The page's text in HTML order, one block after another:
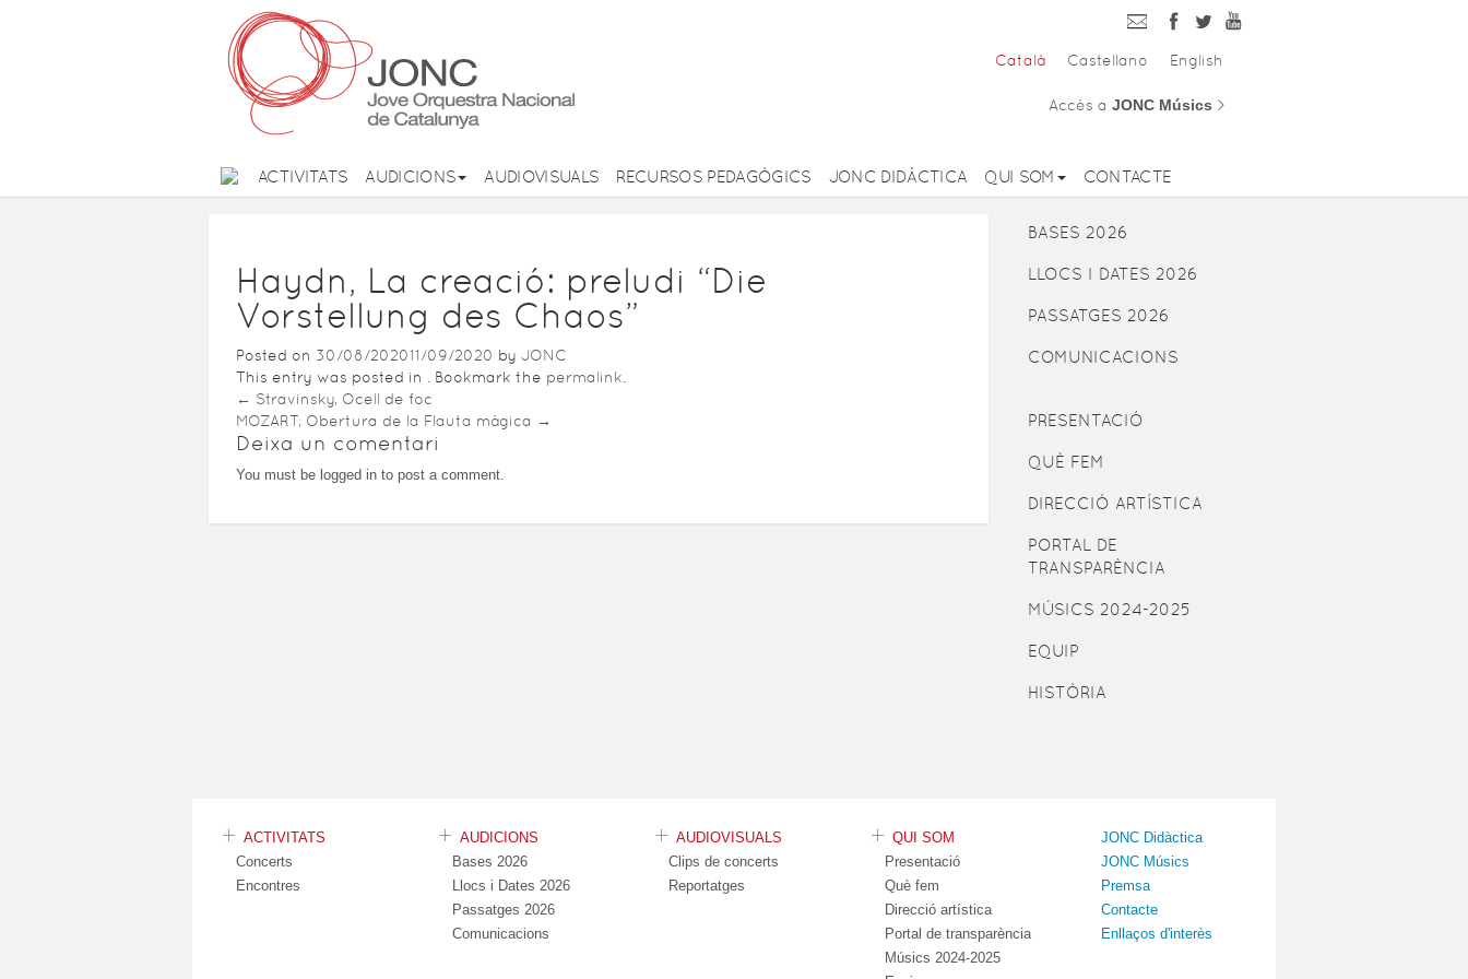
Català Castellano English
Accés a JONC Músics >
ACTIVITATS AUDICIONS AUDIOVISUALS RECURSOS PEDAGÒGICS JONC DIDÀCTICA QUI SOM CONTACTE
Haydn, La creació: preludi “Die
Vorstellung des Chaos”
Posted on 30/08/202011/09/2020 by JONC
This entry was posted in . Bookmark the permalink
← Stravinsky, Ocell de foc
MOZART, Obertura de la Flauta màgica →
Deixa un comentari
You must be logged in to post a comment.
BASES 2026
LLOCS I DATES 2026
PASSATGES 2026
COMUNICACIONS
PRESENTACIÓ
QUÈ FEM
DIRECCIÓ ARTÍSTICA
PORTAL DE
TRANSPARÈNCIA
MÚSICS 2024-2025
EQUIP
HISTÒRIA
ACTIVITATS
Concerts
Encontres
AUDICIONS
Bases 2026
Llocs i Dates 2026
Passatges 2026
Comunicacions
AUDIOVISUALS
Clips de concerts
Reportatges
QUI SOM
Presentació
Què fem
Direcció artística
Portal de transparència
Músics 2024-2025
JONC Didàctica
JONC Músics
Premsa
Contacte
Enllaços d'interès